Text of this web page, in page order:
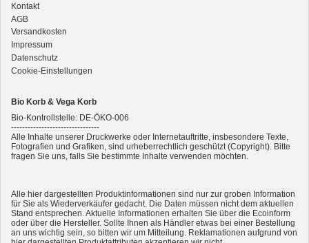
3er-SET Bio Sticks Soft (weiche Hundeleckerli) Huhn 150g Dog's Love
Kontakt
AGB
Versandkosten
Impressum
Datenschutz
Cookie-Einstellungen
Bio Korb & Vega Korb
Bio-Kontrollstelle: DE-ÖKO-006
--------------------------------
Alle Inhalte unserer Druckwerke oder Internetauftritte, insbesondere Texte,
Fotografien und Grafiken, sind urheberrechtlich geschützt (Copyright). Bitte
fragen Sie uns, falls Sie bestimmte Inhalte verwenden möchten.
Alle hier dargestellten Produktinformationen sind nur zur groben Information
für Sie als Wiederverkäufer gedacht. Die Daten müssen nicht dem aktuellen
Stand entsprechen. Aktuelle Informationen erhalten Sie über die Ecoinform
oder über die Hersteller. Sollte Ihnen als Händler etwas bei einer Bestellung
an uns wichtig sein, so bitten wir um Mitteilung. Reklamationen aufgrund von